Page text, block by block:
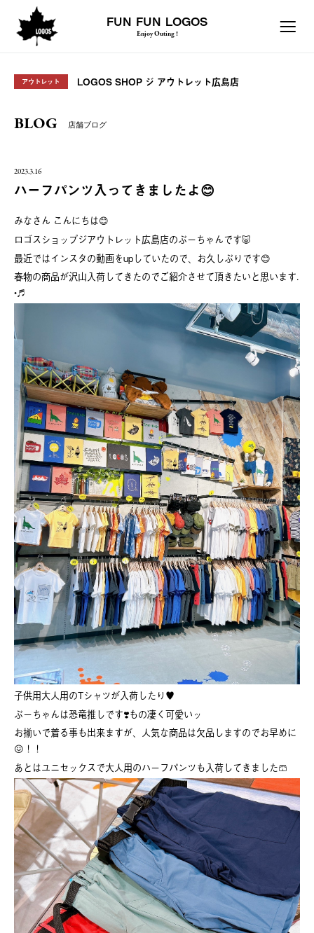
FUN FUN LOGOS
Enjoy Outing !
アウトレット LOGOS SHOP ジ アウトレット広島店
BLOG 店舗ブログ
2023.3.16
ハーフパンツ入ってきましたよ😊
みなさん こんにちは😊
ロゴスショップジアウトレット広島店のぶーちゃんです🐷
最近ではインスタの動画をupしていたので、お久しぶりです😊
春物の商品が沢山入荷してきたのでご紹介させて頂きたいと思います.
•♬
子供用大人用のTシャツが入荷したり♥️
ぶーちゃんは恐竜推しです❣️もの凄く可愛いッ
お揃いで着る事も出来ますが、人気な商品は欠品しますのでお早めに
😖！！
あとはユニセックスで大人用のハーフパンツも入荷してきました🩳